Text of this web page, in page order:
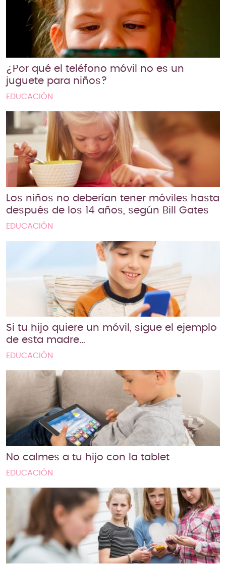
¿Por qué el teléfono móvil no es un
juguete para niños?
EDUCACIÓN
Los niños no deberían tener móviles hasta
después de los 14 años, según Bill Gates
EDUCACIÓN
Si tu hijo quiere un móvil, sigue el ejemplo
de esta madre…
EDUCACIÓN
No calmes a tu hijo con la tablet
EDUCACIÓN